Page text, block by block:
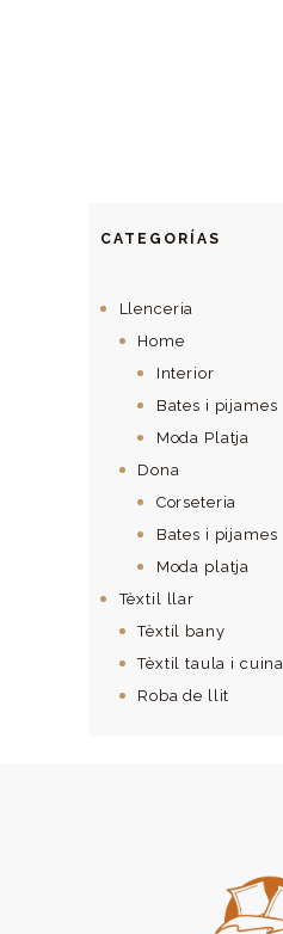
CATEGORÍAS
Llenceria
Home
Interior
Bates i pijames
Moda Platja
Dona
Corseteria
Bates i pijames
Moda platja
Tèxtil llar
Tèxtil bany
Tèxtil taula i cuina
Roba de llit